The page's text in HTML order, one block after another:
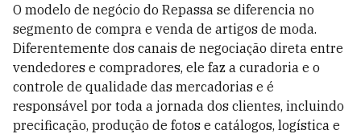
O modelo de negócio do Repassa se diferencia no
segmento de compra e venda de artigos de moda.
Diferentemente dos canais de negociação direta entre
vendedores e compradores, ele faz a curadoria e o
controle de qualidade das mercadorias e é
responsável por toda a jornada dos clientes, incluindo
precificação, produção de fotos e catálogos, logística e